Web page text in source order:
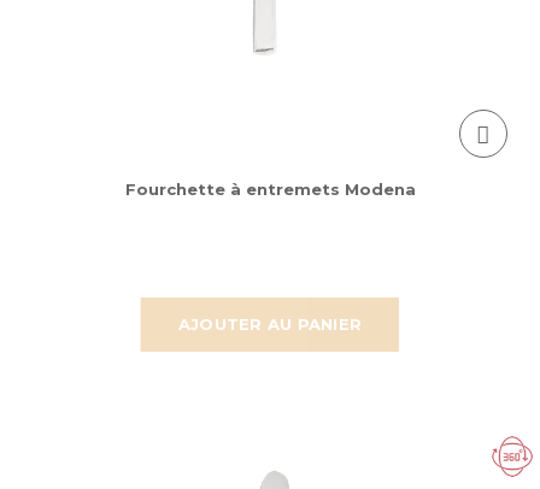
AJOUTER AU PANIER
Fourchette à entremets Modena